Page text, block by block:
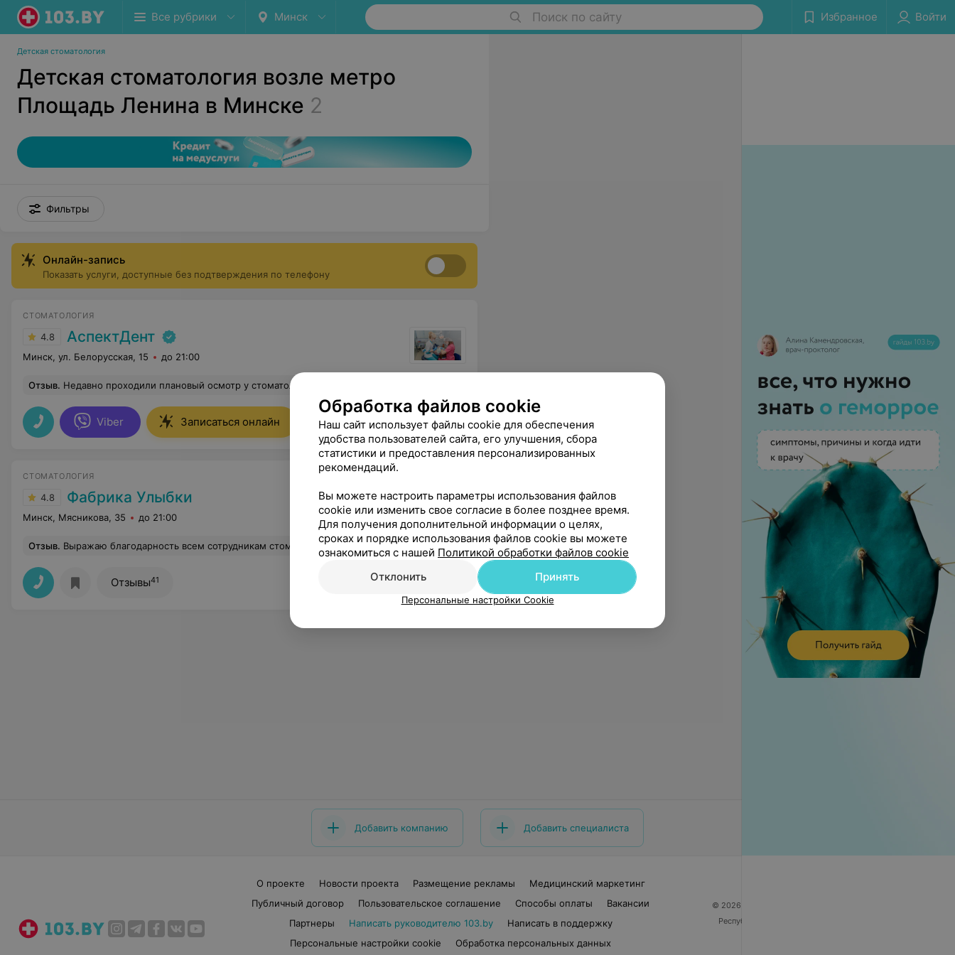
Все рубрики Минск Поиск по сайту Избранное Войти
Детская стоматология
Детская стоматология возле метро
Площадь Ленина в Минске 2
Фильтры
Онлайн-запись
Показать услуги, доступные без подтверждения по телефону
СТОМАТОЛОГИЯ
4.8 АспектДент
Минск, ул. Белорусская, 15 до 21:00
Отзыв. Недавно проходили плановый осмотр у стоматолога в поликлинике , сказали что есть небольшой кариес в постоянном зубе, но пока можно не лечить, ждать пока заболит. Но нас это не устроило. По совету наших знакомых обратились сюда. Доктор детский нам очень понравилась, все подробно рассказала ребёнку от чего кариес, почему надо чистить зубы, как надо правильно чистить, чем и зачем. Лично мне показала в свое увеличительное зеркало какая гигиена у ребенка и 5 (!) еще кариесов! Я честно была в шоке от увиденного! Вот такой подход к зубам и к лечению. Доктор Анна Анатольевна, очень добрая и легко находит общий язык с детьми. Мой ребенок сказал, давай будем только здесь лечиться. Подарок за смелость и хорошее поведение можно выбрать по итогу из волшебной коробки. Полечили зубы и конечно же будем здесь проходить осмотры и контролировать гигиену. Огромное вам спасибо за вашу нелегкую работу и такое хорошее отношение к детям!
Viber Записаться онлайн Отзывы
СТОМАТОЛОГИЯ
4.8 Фабрика Улыбки
Минск, Мясникова, 35 до 21:00
Отзыв. Выражаю благодарность всем сотрудникам стоматологии "Фабрика улыбки" и ОТДЕЛЬНОЕ СПАСИБО Коровкину Константину Алексеевичу и Кассихину Александру Владимировичу . Они - волшебники! Еще
Отзывы41
Добавить компанию Добавить специалиста
О проекте Новости проекта Размещение рекламы
Медицинский маркетинг
Публичный договор
Пользовательское соглашение Способы оплаты
Вакансии
Партнеры
Написать руководителю 103.by
Написать в поддержку
Персональные настройки cookie
Обработка персональных данных
© 2026 ООО «Артокс Лаб», УНП 191700409
Республика Беларусь, г. Минск, улица Толбухина, 2,
Обработка файлов cookie
Наш сайт использует файлы cookie для обеспечения
удобства пользователей сайта, его улучшения, сбора
статистики и предоставления персонализированных
рекомендаций.
Вы можете настроить параметры использования файлов
cookie или изменить свое согласие в более позднее время.
Для получения дополнительной информации о целях,
сроках и порядке использования файлов cookie вы можете
ознакомиться с нашей Политикой обработки файлов cookie
Отклонить
Принять
Персональные настройки Cookie